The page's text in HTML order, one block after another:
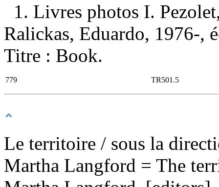
1. Livres photos I.
Ralickas, Eduardo, 1976-,
Titre : Book.
779 TR501.5
Le territoire / sous la
Martha Langford = The